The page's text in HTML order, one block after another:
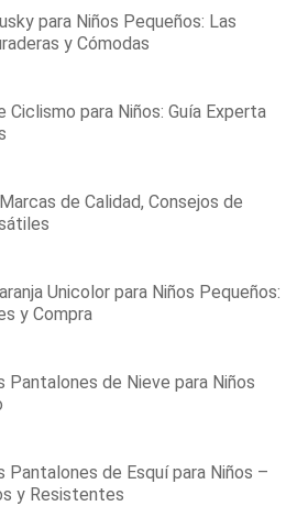
para Niños Pequeños: Las
y Cómodas
para Niños: Guía Experta
de Calidad, Consejos de
Unicolor para Niños Pequeños:
y Compra
Pantalones de Nieve para Niños
Pantalones de Esquí para Niños –
y Resistentes